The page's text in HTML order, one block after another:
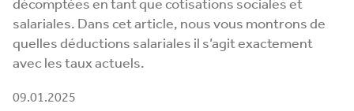
salariales. Dans cet article, nous vous montrons de
quelles déductions salariales il s’agit exactement
avec les taux actuels.
09.01.2025